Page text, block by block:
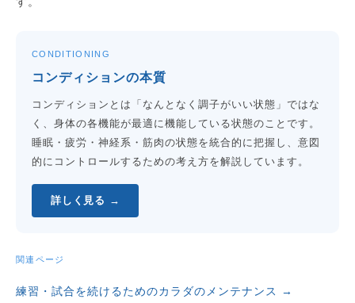
CONDITIONING
コンディションの本質
コンディションとは「なんとなく調子がいい状態」ではな
く、身体の各機能が最適に機能している状態のことです。
睡眠・疲労・神経系・筋肉の状態を統合的に把握し、意図
的にコントロールするための考え方を解説しています。
詳しく見る →
関連ページ
練習・試合を続けるためのカラダのメンテナンス →